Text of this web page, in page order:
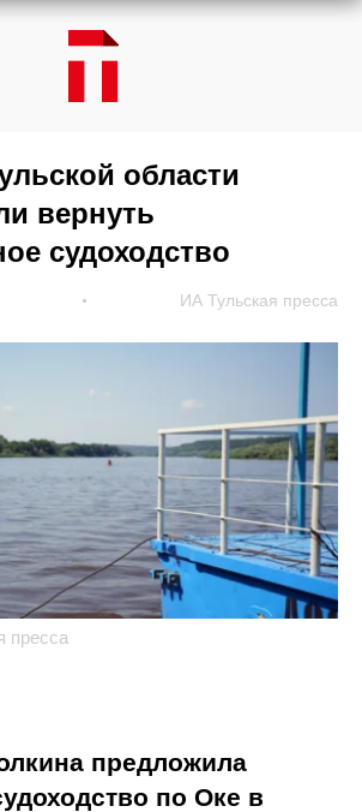
области
вернуть
судоходство
ИА Тульская пресса
пресса
предложила
по Оке в